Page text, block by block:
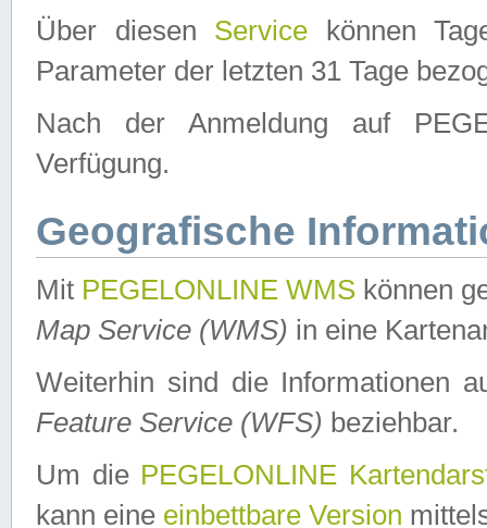
Über diesen Service können
Parameter der letzten 31 Tage
Nach der Anmeldung auf
Verfügung.
Geografische
Mit PEGELONLINE WMS können
Map Service (WMS) in eine
Weiterhin sind die Informationen
Feature Service (WFS) beziehbar.
Um die PEGELONLINE
kann eine einbettbare Version